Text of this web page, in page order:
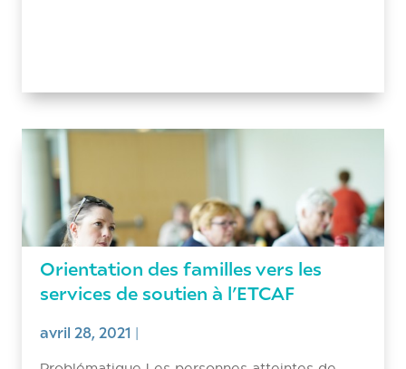
Orientation des familles vers les
services de soutien à l’ETCAF
avril 28, 2021 |